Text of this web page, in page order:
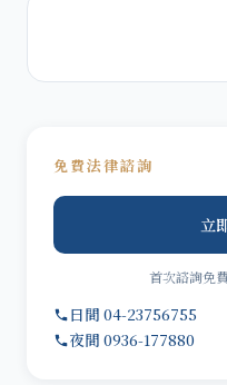
免費法律諮詢
立
首次諮詢免
日間 04-23756755
夜間 0936-177880